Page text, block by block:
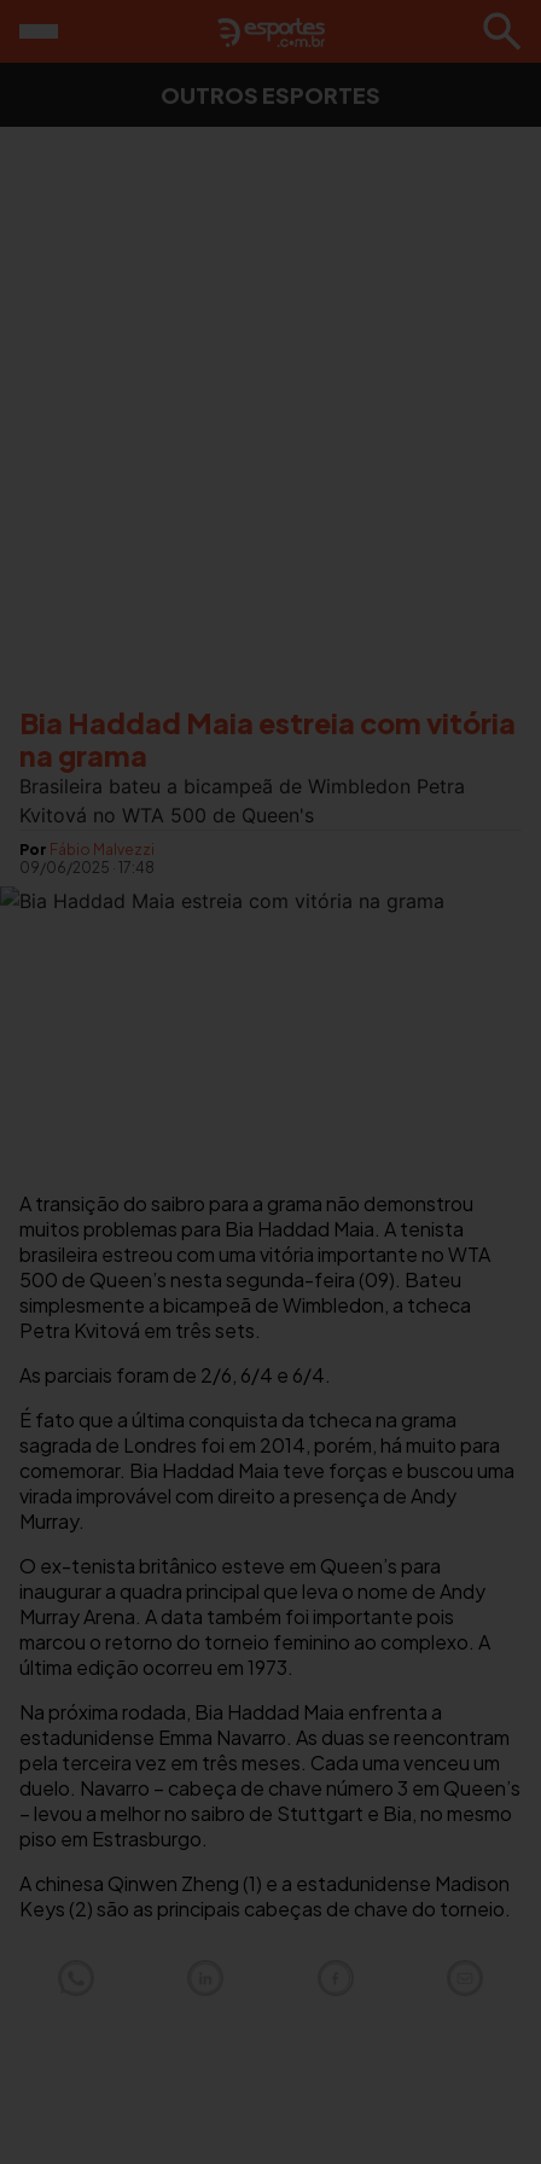
OUTROS ESPORTES
Bia Haddad Maia estreia com vitória
na grama
Brasileira bateu a bicampeã de Wimbledon Petra
Kvitová no WTA 500 de Queen's
Por Fábio Malvezzi
09/06/2025 · 17:48
A transição do saibro para a grama não demonstrou
muitos problemas para Bia Haddad Maia. A tenista
brasileira estreou com uma vitória importante no WTA
500 de Queen’s nesta segunda-feira (09). Bateu
simplesmente a bicampeã de Wimbledon, a tcheca
Petra Kvitová em três sets.
As parciais foram de 2/6, 6/4 e 6/4.
É fato que a última conquista da tcheca na grama
sagrada de Londres foi em 2014, porém, há muito para
comemorar. Bia Haddad Maia teve forças e buscou uma
virada improvável com direito a presença de Andy
Murray.
O ex-tenista britânico esteve em Queen’s para
inaugurar a quadra principal que leva o nome de Andy
Murray Arena. A data também foi importante pois
marcou o retorno do torneio feminino ao complexo. A
última edição ocorreu em 1973.
Na próxima rodada, Bia Haddad Maia enfrenta a
estadunidense Emma Navarro. As duas se reencontram
pela terceira vez em três meses. Cada uma venceu um
duelo. Navarro – cabeça de chave número 3 em Queen’s
– levou a melhor no saibro de Stuttgart e Bia, no mesmo
piso em Estrasburgo.
A chinesa Qinwen Zheng (1) e a estadunidense Madison
Keys (2) são as principais cabeças de chave do torneio.